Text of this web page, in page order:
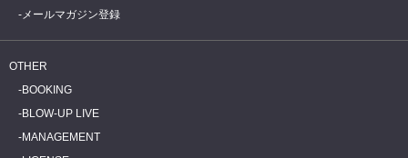
メールマガジン登録
OTHER
BOOKING
BLOW-UP LIVE
MANAGEMENT